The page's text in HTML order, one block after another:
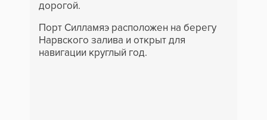
дорогой.
Порт Силламяэ расположен на берегу
Нарвского залива и открыт для
навигации круглый год.